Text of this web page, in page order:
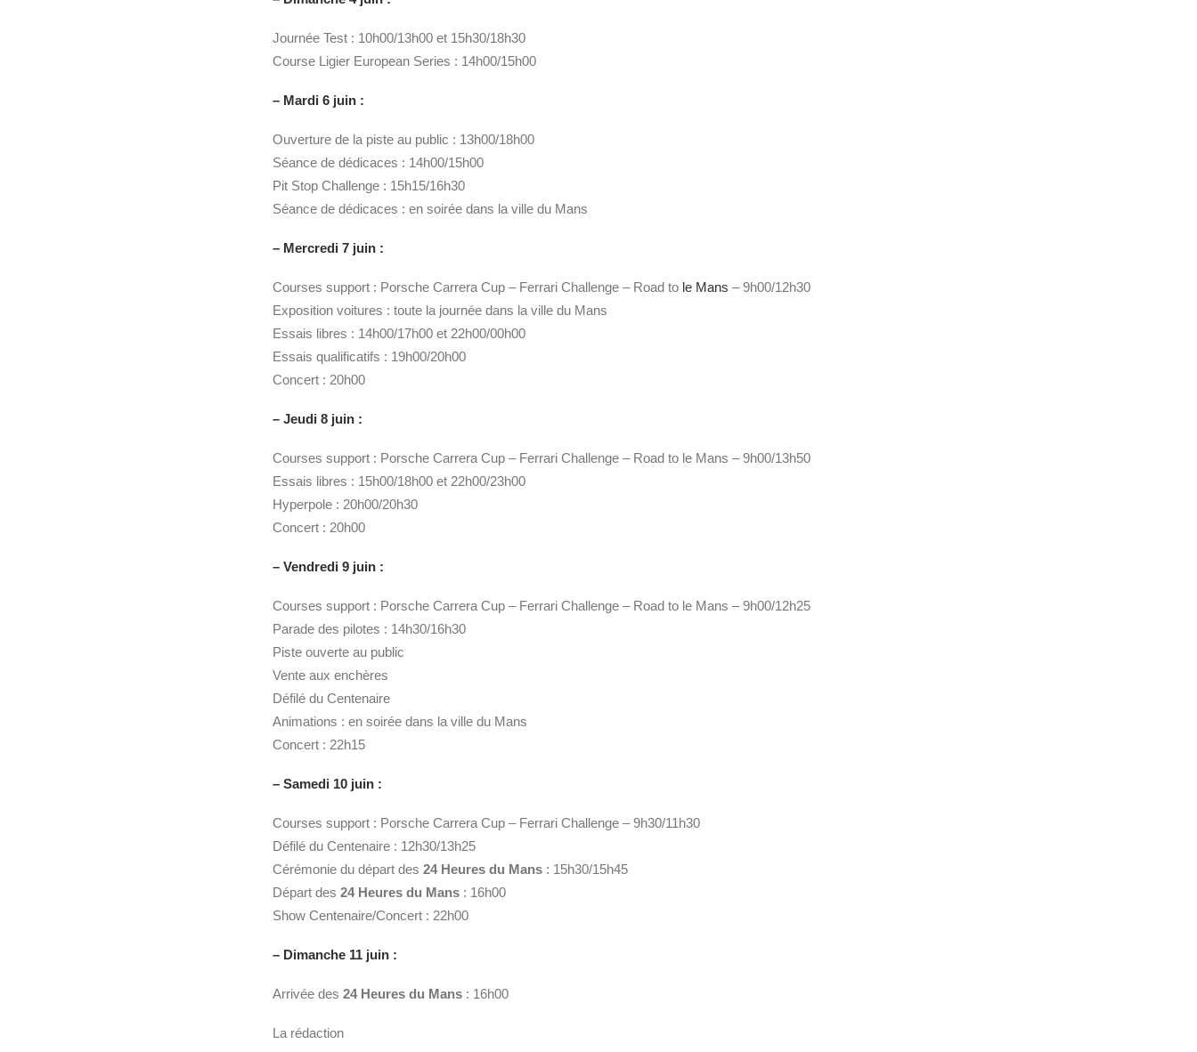
Journée Test : 10h00/13h00 et 15h30/18h30
Course Ligier European Series : 14h00/15h00
– Mardi 6 juin :
Ouverture de la piste au public : 13h00/18h00
Séance de dédicaces : 14h00/15h00
Pit Stop Challenge : 15h15/16h30
Séance de dédicaces : en soirée dans la ville du Mans
– Mercredi 7 juin :
Courses support : Porsche Carrera Cup – Ferrari Challenge – Road to le Mans – 9h00/12h30
Exposition voitures : toute la journée dans la ville du Mans
Essais libres : 14h00/17h00 et 22h00/00h00
Essais qualificatifs : 19h00/20h00
Concert : 20h00
– Jeudi 8 juin :
Courses support : Porsche Carrera Cup – Ferrari Challenge – Road to le Mans – 9h00/13h50
Essais libres : 15h00/18h00 et 22h00/23h00
Hyperpole : 20h00/20h30
Concert : 20h00
– Vendredi 9 juin :
Courses support : Porsche Carrera Cup – Ferrari Challenge – Road to le Mans – 9h00/12h25
Parade des pilotes : 14h30/16h30
Piste ouverte au public
Vente aux enchères
Défilé du Centenaire
Animations : en soirée dans la ville du Mans
Concert : 22h15
– Samedi 10 juin :
Courses support : Porsche Carrera Cup – Ferrari Challenge – 9h30/11h30
Défilé du Centenaire : 12h30/13h25
Cérémonie du départ des 24 Heures du Mans : 15h30/15h45
Départ des 24 Heures du Mans : 16h00
Show Centenaire/Concert : 22h00
– Dimanche 11 juin :
Arrivée des 24 Heures du Mans : 16h00
La rédaction